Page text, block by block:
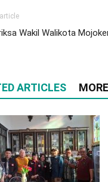
Wakil Walikota
ARTICLES